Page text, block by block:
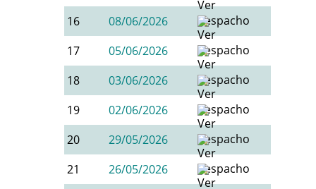
16
08/06/2026
17
05/06/2026
18
03/06/2026
19
02/06/2026
20
29/05/2026
21
26/05/2026